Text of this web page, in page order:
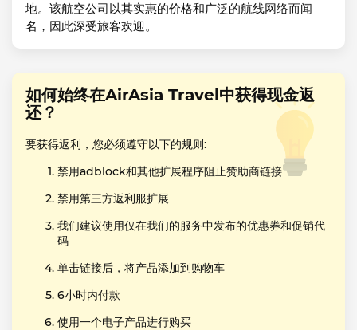
地。该航空公司以其实惠的价格和广泛的航线网络而闻
名，因此深受旅客欢迎。
如何始终在AirAsia Travel中获得现金返
还？
要获得返利，您必须遵守以下的规则:
禁用adblock和其他扩展程序阻止赞助商链接
禁用第三方返利服扩展
我们建议使用仅在我们的服务中发布的优惠券和促销代
码
单击链接后，将产品添加到购物车
6小时内付款
使用一个电子产品进行购买